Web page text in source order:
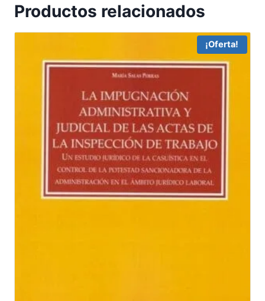
Productos relacionados
¡Oferta!